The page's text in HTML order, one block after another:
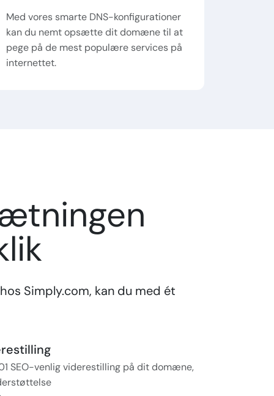
Med vores smarte DNS-konfigurationer
kan du nemt opsætte dit domæne til at
pege på de mest populære services på
internettet.
Simply.com, kan du med ét
SEO-venlig viderestilling på dit domæne,